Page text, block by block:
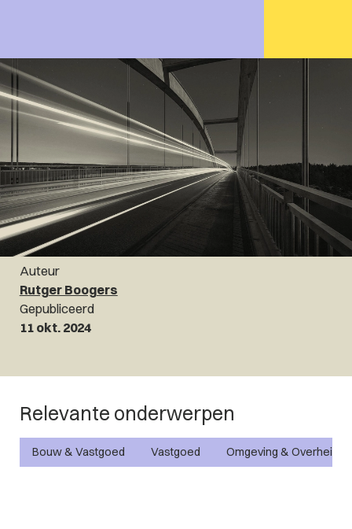
Auteur
Rutger Boogers
Gepubliceerd
11 okt. 2024
Relevante onderwerpen
Bouw & Vastgoed Vastgoed Omgeving & Overheid